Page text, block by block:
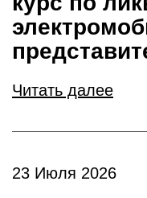
Читать далее
23 Июля 2026